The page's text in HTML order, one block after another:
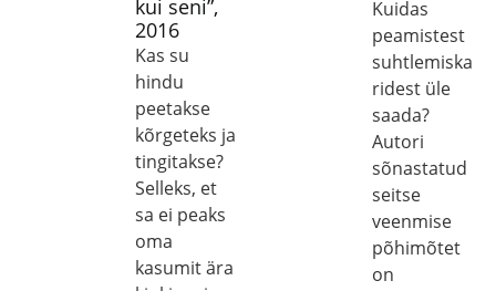
kui seni”,
2016
Kas su
hindu
peetakse
kõrgeteks ja
tingitakse?
Selleks, et
sa ei peaks
oma
kasumit ära
Kuidas
peamistest
suhtlemiska
ridest üle
saada?
Autori
sõnastatud
seitse
veenmise
põhimõtet
on